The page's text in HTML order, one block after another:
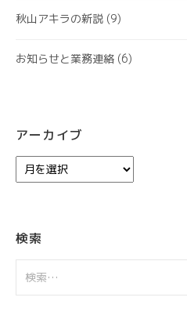
秋山アキラの新説 (9)
お知らせと業務連絡 (6)
アーカイブ
ー
ブ
検索
索: